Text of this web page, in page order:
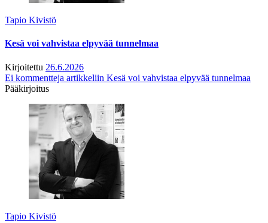
Tapio Kivistö
Kesä voi vahvistaa elpyvää tunnelmaa
Kirjoitettu 26.6.2026
Ei kommentteja artikkeliin Kesä voi vahvistaa elpyvää tunnelmaa
Pääkirjoitus
Tapio Kivistö